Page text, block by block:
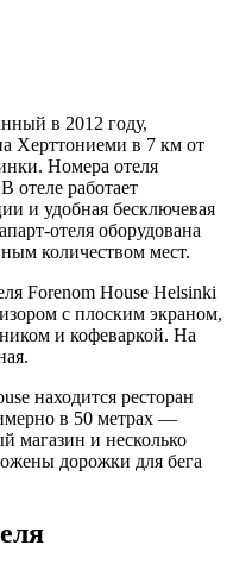
в 2012 году,
Херттониеми в 7 км от
Номера отеля
отеле работает
и удобная бесключевая
отеля оборудована
количеством мест.
Forenom House Helsinki
с плоским экраном,
и кофеваркой. На
находится ресторан
в 50 метрах —
магазин и несколько
дорожки для бега